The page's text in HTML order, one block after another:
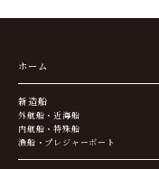
ホーム
新造船
外航船・近海船
内航船・特殊船
漁船・プレジャーボート